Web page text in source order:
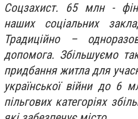
Соцзахист. 65 млн -
наших соціальних
Традиційно –
допомога. Збільшуємо
придбання житла для
української війни до 6
пільгових категоріях